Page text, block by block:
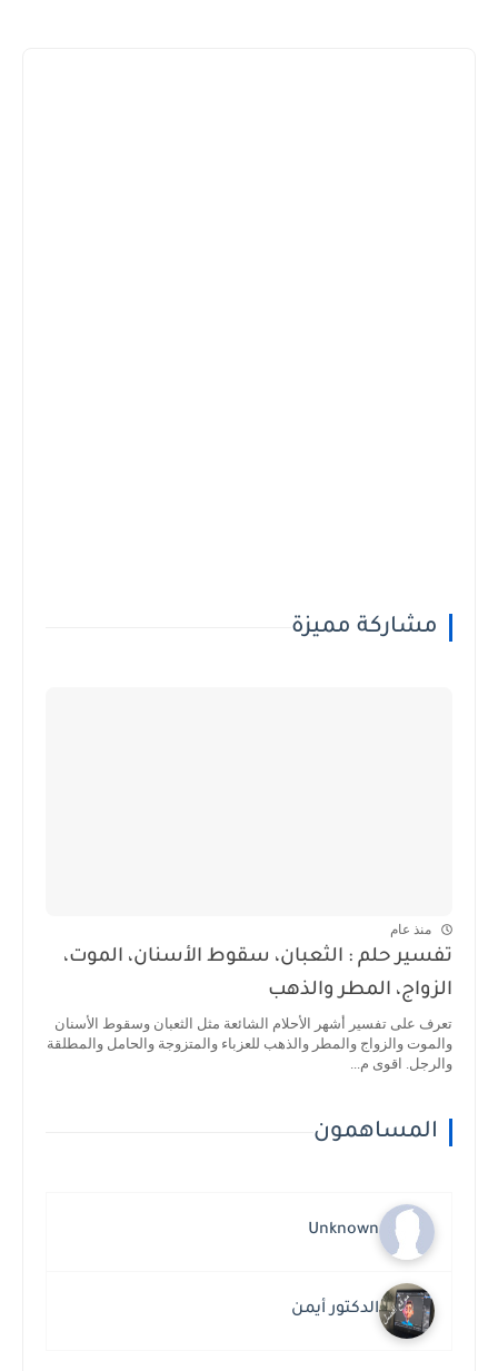
مشاركة مميزة
منذ عام
تفسير حلم : الثعبان، سقوط الأسنان، الموت،
الزواج، المطر والذهب
تعرف على تفسير أشهر الأحلام الشائعة مثل الثعبان وسقوط الأسنان
والموت والزواج والمطر والذهب للعزباء والمتزوجة والحامل والمطلقة
والرجل. اقوى م...
المساهمون
Unknown
الدكتور أيمن